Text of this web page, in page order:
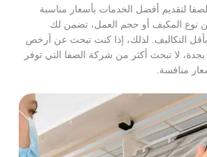
لتقديم أفضل الخدمات بأسعار مناسبة
نوع المكيف أو حجم العمل، تضمن لك
بأقل التكاليف. لذلك، إذا كنت تبحث عن أرخص
لا تبحث أكثر من شركة الصفا التي توفر
منافسة.